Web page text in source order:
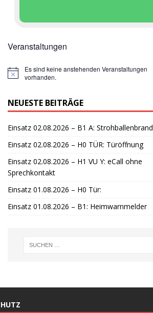
Veranstaltungen
H
w
e
s
Es sind keine anstehenden Veranstaltungen
vorhanden.
NEUESTE BEITRÄGE
Einsatz 02.08.2026 – B1 A: Strohballenbrand
Einsatz 02.08.2026 – H0 TÜR: Türöffnung
Einsatz 02.08.2026 – H1 VU Y: eCall ohne
Sprechkontakt
Einsatz 01.08.2026 – H0 Tür:
Einsatz 01.08.2026 – B1: Heimwarnmelder